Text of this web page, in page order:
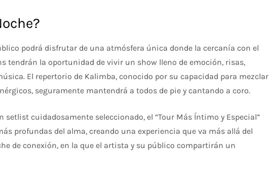
podrá disfrutar de una atmósfera única donde la cercanía con el
tendrán la oportunidad de vivir un show lleno de emoción, risas,
El repertorio de Kalimba, conocido por su capacidad para mezclar
seguramente mantendrá a todos de pie y cantando a coro.
cuidadosamente seleccionado, el “Tour Más Íntimo y Especial”
profundas del alma, creando una experiencia que va más allá del
de conexión, en la que el artista y su público compartirán un